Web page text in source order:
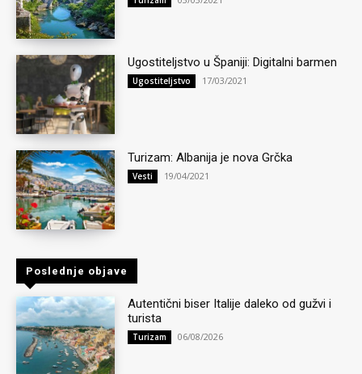
Ugostiteljstvo u Španiji: Digitalni barmen
Ugostiteljstvo 17/03/2021
Turizam: Albanija je nova Grčka
Vesti 19/04/2021
Poslednje objave
Autentični biser Italije daleko od gužvi i
turista
Turizam 06/08/2026